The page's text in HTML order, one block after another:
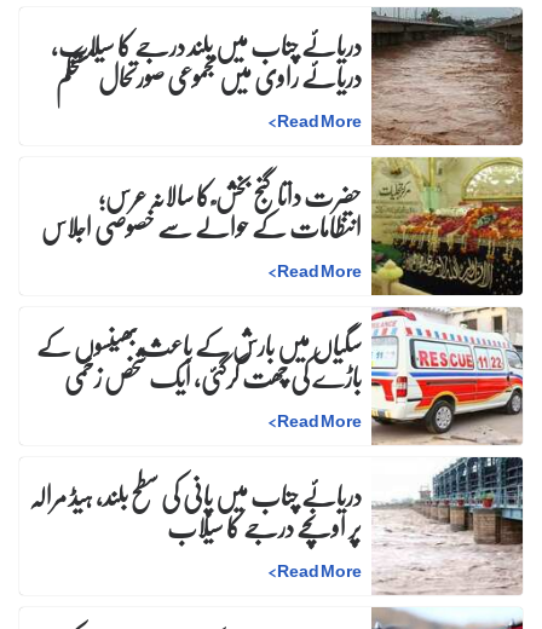
دریائے چناب میں بلند درجے کا سیلاب،
دریائے راوی میں مجموعی صورتحال مستحکم
Read More
>
حضرت داتا گنج بخش ؒ کا سالانہ عرس;
انتظامات کے حوالے سے خصوصی اجلاس
Read More
>
سگیاں میں بارش کے باعث بھینسوں کے
باڑے کی چھت گرگئی، ایک شخص زخمی
Read More
>
دریائے چناب میں پانی کی سطح بلند، ہیڈ مرالہ
پر اونچے درجے کا سیلاب
Read More
>